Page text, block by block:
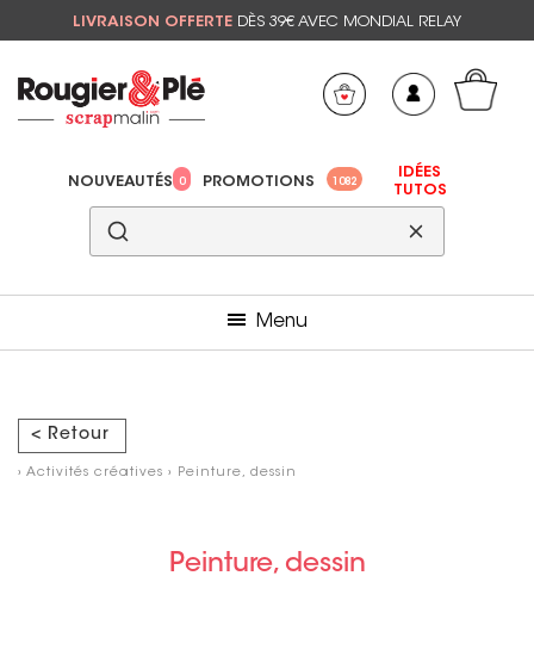
LIVRAISON OFFERTE DÈS 39€ AVEC MONDIAL RELAY
NOUVEAUTÉS 0 PROMOTIONS 1082
IDÉES
TUTOS
Menu
< Retour
› Activités créatives › Peinture, dessin
Peinture, dessin